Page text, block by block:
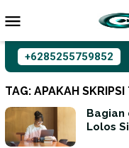
ke
+6285255759852
TAG: APAKAH
Bagian
Lolos